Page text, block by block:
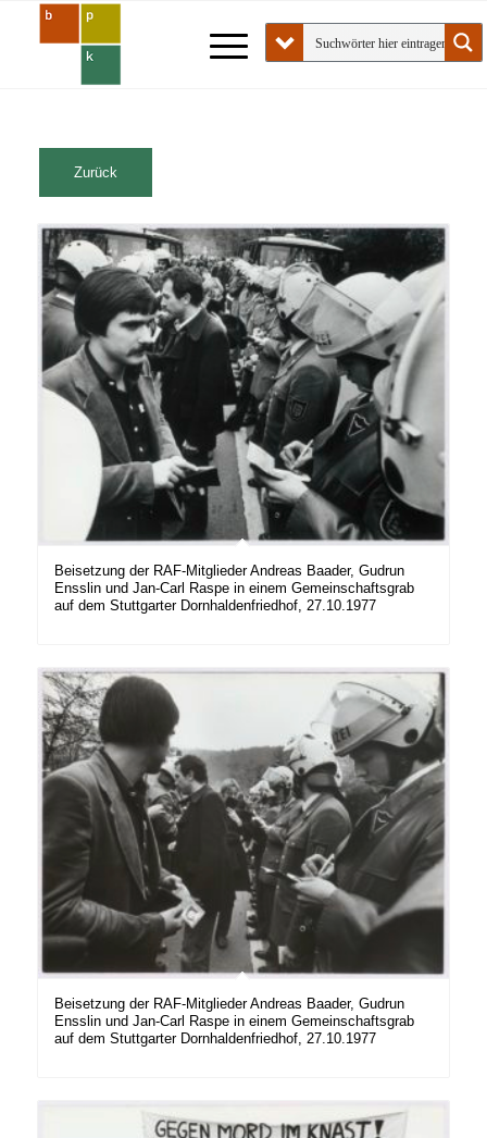
Beisetzung der RAF-Mitglieder Andreas Baader, Gudrun
Ensslin und Jan-Carl Raspe in einem Gemeinschaftsgrab
auf dem Stuttgarter Dornhaldenfriedhof, 27.10.1977
Beisetzung der RAF-Mitglieder Andreas Baader, Gudrun
Ensslin und Jan-Carl Raspe in einem Gemeinschaftsgrab
auf dem Stuttgarter Dornhaldenfriedhof, 27.10.1977